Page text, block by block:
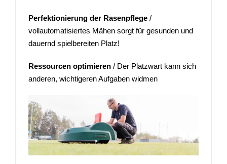
Perfektionierung der Rasenpflege/
vollautomatisiertes Mähen sorgt für gesunden und
dauernd spielbereiten Platz!
Ressourcen optimieren/ Der Platzwart kann sich
anderen, wichtigeren Aufgaben widmen